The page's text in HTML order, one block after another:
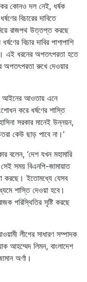
কোনও দল নেই, ধর্ষক
বিচারের দাবিতে
রাজপথ উত্তপ্ত করছে
বিচার দাবির পাশাপাশি
এই ধরনের অপতৎপরতা হতে
অপতৎপরতা রুখে দেওয়ার
আইনের আওতায় এনে
করে ধর্ষণের শাস্তি
সরকার মানেই উন্নয়ন,
কেউ ছাড় পাবে না।’
বলেন, ‘দেশ যখন মহামারি
সময় বিএনপি-জামায়াত
করছে। ইতোমধ্যে যেসব
শাস্তি দেওয়া হবে।
পরিস্থিতির সৃষ্টি করছে
লীগের সাধারণ সম্পাদক
আহম্মেদ লিমন, বাংলাদেশ
অর্ণা।